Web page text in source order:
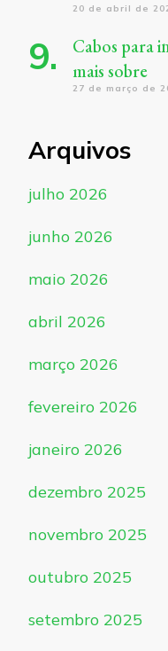
20 de abril de
Cabos para
mais sobre
27 de março de
Arquivos
julho 2026
junho 2026
maio 2026
abril 2026
março 2026
fevereiro 2026
janeiro 2026
dezembro 2025
novembro 2025
outubro 2025
setembro 2025